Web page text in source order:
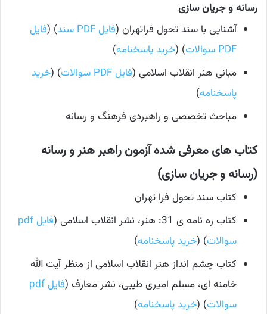
رسانه و جریان سازی
آشنایی با سند تحول فراتهران (فایل PDF سند ) (فایل
PDF سوالات
) (خرید پاسخنامه)
مبانی هنر انقلاب اسلامی (فایل PDF سوالات ) (خرید
پاسخنامه)
مباحث تخصصی و راهبردی فرهنگ و رسانه
کتاب های معرفی شده آزمون راهبر هنر و رسانه
(رسانه و جریان سازی)
کتاب سند تحول فرا تهران
کتاب ره نامه ی 31: هنر، نشر انقلاب اسلامی (
فایل pdf
سوالات) (خرید پاسخنامه)
کتاب چشم انداز هنر انقلاب اسلامی از منظر آیت الله
خامنه ای، مسلم امیری طیبی، نشر معارف (
فایل pdf
سوالات) (خرید پاسخنامه)